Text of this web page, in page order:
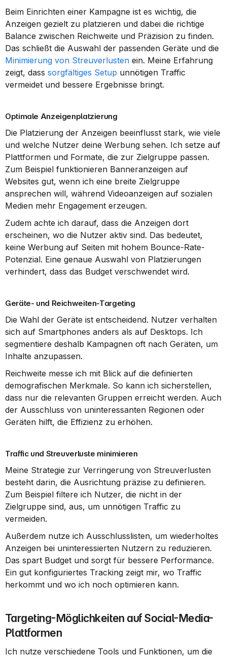
Beim Einrichten einer Kampagne ist es wichtig, die
Anzeigen gezielt zu platzieren und dabei die richtige
Balance zwischen Reichweite und Präzision zu finden.
Minimierung von Streuverlusten ein. Meine Erfahrung
zeigt, dass sorgfältiges Setup unnötigen Traffic
vermeidet und bessere Ergebnisse bringt.
Optimale Anzeigenplatzierung
Die Platzierung der Anzeigen beeinflusst stark, wie viele
und welche Nutzer deine Werbung sehen. Ich setze auf
Plattformen und Formate, die zur Zielgruppe passen.
Zum Beispiel funktionieren Banneranzeigen auf
Websites gut, wenn ich eine breite Zielgruppe
ansprechen will, während Videoanzeigen auf sozialen
Medien mehr Engagement erzeugen.
Zudem achte ich darauf, dass die Anzeigen dort
erscheinen, wo die Nutzer aktiv sind. Das bedeutet,
keine Werbung auf Seiten mit hohem Bounce-Rate-
Potenzial. Eine genaue Auswahl von Platzierungen
verhindert, dass das Budget verschwendet wird.
Geräte- und Reichweiten-Targeting
Die Wahl der Geräte ist entscheidend. Nutzer verhalten
sich auf Smartphones anders als auf Desktops. Ich
segmentiere deshalb Kampagnen oft nach Geräten, um
Inhalte anzupassen.
Reichweite messe ich mit Blick auf die definierten
demografischen Merkmale. So kann ich sicherstellen,
dass nur die relevanten Gruppen erreicht werden. Auch
der Ausschluss von uninteressanten Regionen oder
Geräten hilft, die Effizienz zu erhöhen.
Traffic und Streuverluste minimieren
Meine Strategie zur Verringerung von Streuverlusten
besteht darin, die Ausrichtung präzise zu definieren.
Zum Beispiel filtere ich Nutzer, die nicht in der
Zielgruppe sind, aus, um unnötigen Traffic zu
vermeiden.
Außerdem nutze ich Ausschlusslisten, um wiederholtes
Anzeigen bei uninteressierten Nutzern zu reduzieren.
Das spart Budget und sorgt für bessere Performance.
Ein gut konfiguriertes Tracking zeigt mir, wo Traffic
herkommt und wo ich noch optimieren kann.
Targeting-Möglichkeiten auf Social-Media-
Plattformen
Ich nutze verschiedene Tools und Funktionen, um die